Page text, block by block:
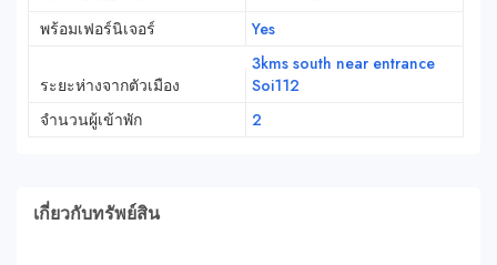
พร้อมเฟอร์นิเจอร์
Yes
ระยะห่างจากตัวเมือง
3kms south near entrance
Soi112
จำนวนผู้เข้าพัก
2
เกี่ยวกับทรัพย์สิน